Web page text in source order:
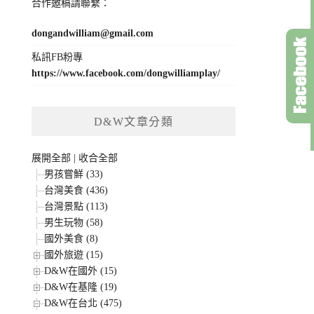
合作邀稿請聯繫：
dongandwilliam@gmail.com
私訊FB粉專
https://www.facebook.com/dongwilliamplay/
D&W文章分類
展開全部
收合全部
男孩嘗鮮 (33)
台灣美食 (436)
台灣景點 (113)
男生玩物 (58)
國外美食 (8)
國外旅遊 (15)
D&W在國外 (15)
D&W在基隆 (19)
D&W在台北 (475)